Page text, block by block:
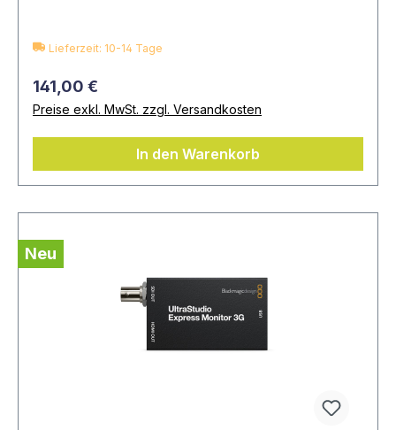
Lieferzeit: 10-14 Tage
141,00 €
Preise exkl. MwSt. zzgl. Versandkosten
In den Warenkorb
Neu